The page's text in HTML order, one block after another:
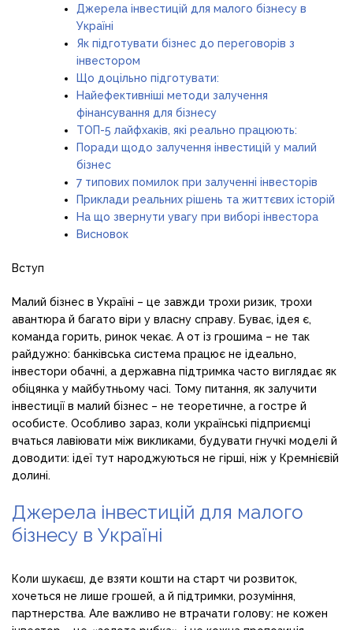
Джерела інвестицій для малого бізнесу в
Україні
Як підготувати бізнес до переговорів з
інвестором
Що доцільно підготувати:
Найефективніші методи залучення
фінансування для бізнесу
ТОП-5 лайфхаків, які реально працюють:
Поради щодо залучення інвестицій у малий
бізнес
7 типових помилок при залученні інвесторів
Приклади реальних рішень та життєвих історій
На що звернути увагу при виборі інвестора
Висновок
Вступ
Малий бізнес в Україні – це завжди трохи ризик, трохи
авантюра й багато віри у власну справу. Буває, ідея є,
команда горить, ринок чекає. А от із грошима – не так
райдужно: банківська система працює не ідеально,
інвестори обачні, а державна підтримка часто виглядає як
обіцянка у майбутньому часі. Тому питання, як залучити
інвестиції в малий бізнес – не теоретичне, а гостре й
особисте. Особливо зараз, коли українські підприємці
вчаться лавіювати між викликами, будувати гнучкі моделі й
доводити: ідеї тут народжуються не гірші, ніж у Кремнієвій
долині.
Джерела інвестицій для малого
бізнесу в Україні
Коли шукаєш, де взяти кошти на старт чи розвиток,
хочеться не лише грошей, а й підтримки, розуміння,
партнерства. Але важливо не втрачати голову: не кожен